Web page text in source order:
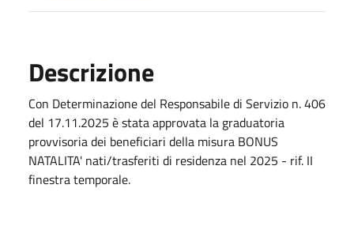
Descrizione
Con Determinazione del Responsabile di Servizio n. 406
del 17.11.2025 è stata approvata la graduatoria
provvisoria dei beneficiari della misura BONUS
NATALITA' nati/trasferiti di residenza nel 2025 - rif. II
finestra temporale.